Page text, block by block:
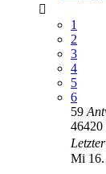
1
2
3
4
5
6
59
46420
Mi 16.